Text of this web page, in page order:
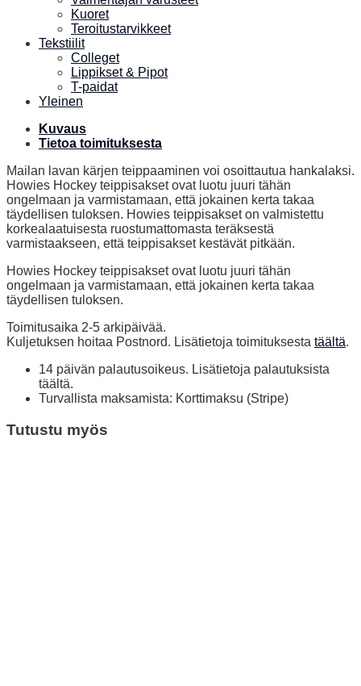
Kuoret
Teroitustarvikkeet
Tekstiilit
Colleget
Lippikset & Pipot
T-paidat
Yleinen
Kuvaus
Tietoa toimituksesta
Mailan lavan kärjen teippaaminen voi osoittautua hankalaksi.
Howies Hockey teippisakset ovat luotu juuri tähän
ongelmaan ja varmistamaan, että jokainen kerta takaa
täydellisen tuloksen. Howies teippisakset on valmistettu
korkealaatuisesta ruostumattomasta teräksestä
varmistaakseen, että teippisakset kestävät pitkään.
Howies Hockey teippisakset ovat luotu juuri tähän
ongelmaan ja varmistamaan, että jokainen kerta takaa
täydellisen tuloksen.
Toimitusaika 2-5 arkipäivää.
Kuljetuksen hoitaa Postnord. Lisätietoja toimituksesta täältä.
14 päivän palautusoikeus. Lisätietoja palautuksista
täältä.
Turvallista maksamista: Korttimaksu (Stripe)
Tutustu myös